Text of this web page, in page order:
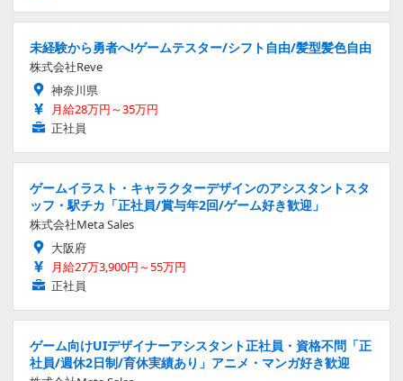
未経験から勇者へ!ゲームテスター/シフト自由/髪型髪色自由
株式会社Reve
神奈川県
月給28万円～35万円
正社員
ゲームイラスト・キャラクターデザインのアシスタントスタ
ッフ・駅チカ「正社員/賞与年2回/ゲーム好き歓迎」
株式会社Meta Sales
大阪府
月給27万3,900円～55万円
正社員
ゲーム向けUIデザイナーアシスタント正社員・資格不問「正
社員/週休2日制/育休実績あり」アニメ・マンガ好き歓迎